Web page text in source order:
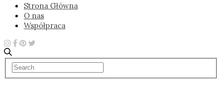
Strona Główna
O nas
Współpraca